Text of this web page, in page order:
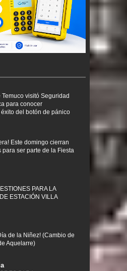
visitó Seguridad
para conocer
del botón de pánico
Este domingo cierran
para ser parte de la Fiesta
PARA LA
ESTACIÓN VILLA
de la Niñez! (Cambio de
Aquelarre)